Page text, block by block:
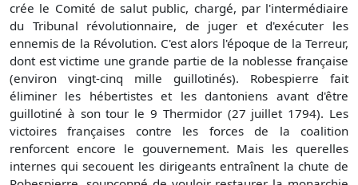
crée le Comité de salut public, chargé, par l'intermédiaire
du Tribunal révolutionnaire, de juger et d'exécuter les
ennemis de la Révolution. C'est alors l'époque de la Terreur,
dont est victime une grande partie de la noblesse française
(environ vingt-cinq mille guillotinés). Robespierre fait
éliminer les hébertistes et les dantoniens avant d'être
guillotiné à son tour le 9 Thermidor (27 juillet 1794). Les
victoires françaises contre les forces de la coalition
renforcent encore le gouvernement. Mais les querelles
internes qui secouent les dirigeants entraînent la chute de